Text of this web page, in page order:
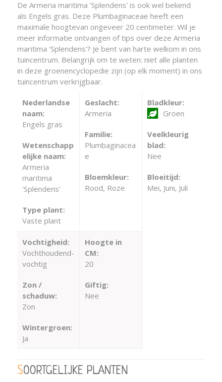
De Armeria maritima 'Splendens' is ook wel bekend
als Engels gras. Deze Plumbaginaceae heeft een
maximale hoogtevan ongeveer 20 centimeter. Wil je
meer informatie ontvangen of tips over deze Armeria
maritima 'Splendens'? Je bent van harte welkom in ons
tuincentrum. Belangrijk om te weten: niet alle planten
in deze groenencyclopedie zijn (op elk moment) in ons
tuincentrum verkrijgbaar.
Nederlandse
naam:
Engels gras
Wetenschapp
elijke naam:
Armeria
maritima
'Splendens'
Type plant:
Vaste plant
Geslacht:
Armeria
Familie:
Plumbaginacea
e
Bloemkleur:
Rood, Roze
Bladkleur:
Groen
Veelkleurig
blad:
Nee
Bloeitijd:
Mei, Juni, Juli
Vochtigheid:
Vochthoudend-
vochtig
Zon /
schaduw:
Zon
Wintergroen:
Ja
Hoogte in
CM:
20
Giftig:
Nee
SOORTGELIJKE PLANTEN